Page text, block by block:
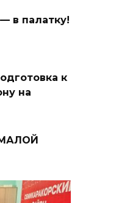
в палатку!
к
на